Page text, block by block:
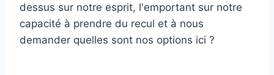
dessus sur notre esprit, l'emportant sur notre
capacité à prendre du recul et à nous
demander quelles sont nos options ici ?